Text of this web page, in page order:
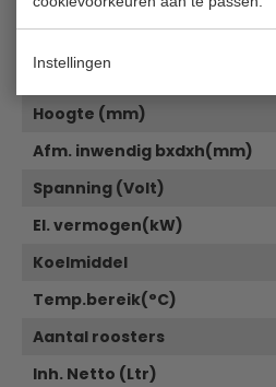
Instellingen
Diepte (mm)
Hoogte (mm)
Afm. inwendig bxdxh(mm)
Spanning (Volt)
El. vermogen(kW)
Koelmiddel
Temp.bereik(°C)
Aantal roosters
Inh. Netto (Ltr)